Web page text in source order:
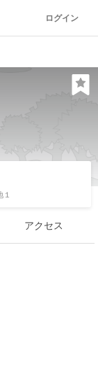
ログイン
アクセス